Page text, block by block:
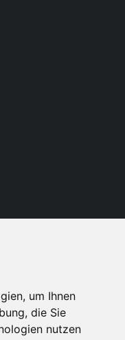
um Ihnen
die Sie
nutzen